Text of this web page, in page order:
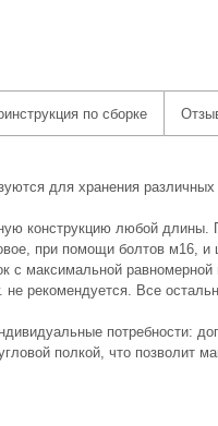
по сборке
для хранения
конструкцию любой длины.
при помощи болтов м16, и
с максимальной равномерной
рекомендуется. Все
потребности:
полкой, что позволит